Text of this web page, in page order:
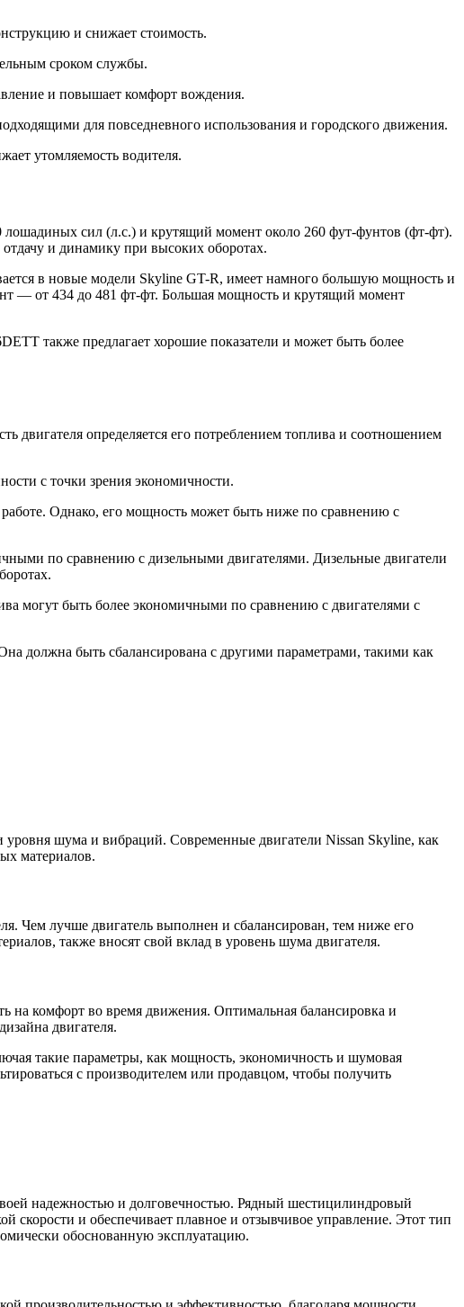
и снижает стоимость.
сроком службы.
и повышает комфорт вождения.
для повседневного использования и городского движения.
утомляемость водителя.
сил (л.с.) и крутящий момент около 260 фут-фунтов (фт-фт).
и динамику при высоких оборотах.
в новые модели Skyline GT-R, имеет намного большую мощность и
— от 434 до 481 фт-фт. Большая мощность и крутящий момент
также предлагает хорошие показатели и может быть более
определяется его потреблением топлива и соотношением
с точки зрения экономичности.
Однако, его мощность может быть ниже по сравнению с
по сравнению с дизельными двигателями. Дизельные двигатели
могут быть более экономичными по сравнению с двигателями с
должна быть сбалансирована с другими параметрами, такими как
шума и вибраций. Современные двигатели Nissan Skyline, как
материалов.
Чем лучше двигатель выполнен и сбалансирован, тем ниже его
также вносят свой вклад в уровень шума двигателя.
на комфорт во время движения. Оптимальная балансировка и
двигателя.
такие параметры, как мощность, экономичность и шумовая
с производителем или продавцом, чтобы получить
надежностью и долговечностью. Рядный шестицилиндровый
скорости и обеспечивает плавное и отзывчивое управление. Этот тип
обоснованную эксплуатацию.